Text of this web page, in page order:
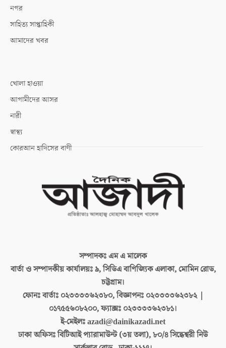
নগর
সাহিত্য সাপ্তাহিকী
আমাদের খবর
খোলা হাওয়া
আগামীদের আসর
নারী
স্বাস্থ্য
কোরআন হাদিসের বাণী
সম্পাদকঃএম এ মালেক
বার্তা ও সম্পাদকীয় কার্যালয়ঃ৯, সিডিএ বাণিজ্যিক এলাকা, মোমিন রোড,
চট্টগ্রাম।
ফোনঃ বার্তাঃ ০২৩৩৩৩৬২৩৮০, বিজ্ঞাপনঃ ০২৩৩৩৩৬২৩৮২ |
০১৭৫৫৬০৮২০০, ফ্যাক্সঃ ০২৩৩৩৩৬২৩৮১।
ই-মেইলঃazadi@dainikazadi.net
ঢাকা অফিসঃবিটিআই প্যারামাউন্ট (৩য় তলা), ৮০/৪ সিদ্ধেশ্বরী নিউ